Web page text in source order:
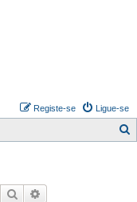
Ligue-se
Registe-se
Pesquisar